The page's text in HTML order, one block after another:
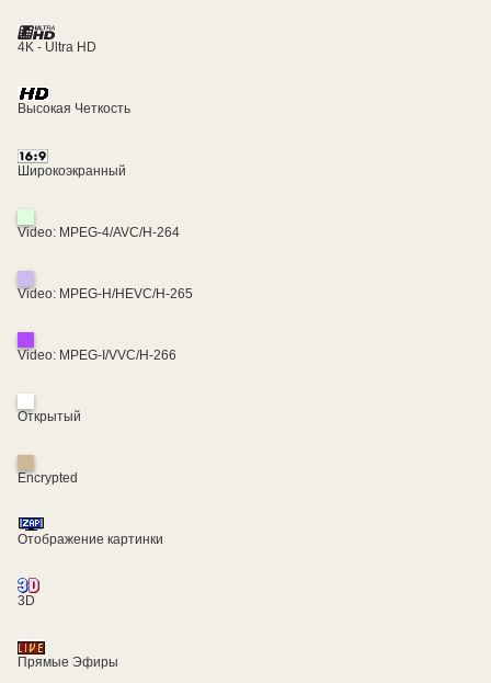
4K - Ultra HD
Высокая Четкость
Широкоэкранный
Video: MPEG-4/AVC/H-264
Video: MPEG-H/HEVC/H-265
Video: MPEG-I/VVC/H-266
Открытый
Encrypted
Отображение картинки
3D
Прямые Эфиры